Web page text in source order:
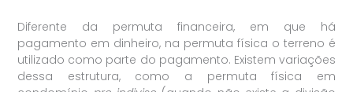
Diferente da permuta financeira, em que há
pagamento em dinheiro, na permuta física o terreno é
utilizado como parte do pagamento. Existem variações
dessa estrutura, como a permuta física em